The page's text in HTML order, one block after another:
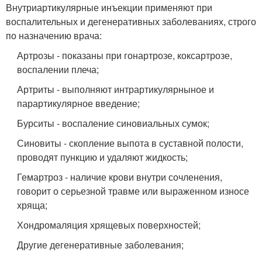
Внутриартикулярные инъекции применяют при
воспалительных и дегенеративных заболеваниях, строго
по назначению врача:
Артрозы - показаны при гонартрозе, коксартрозе,
воспалении плеча;
Артриты - выполняют интрартикулярныное и
парартикулярное введение;
Бурситы - воспаление синовиальных сумок;
Синовиты - скопление выпота в суставной полости,
проводят пункцию и удаляют жидкость;
Гемартроз - наличие крови внутри сочленения,
говорит о серьезной травме или выраженном износе
хряща;
Хондромаляция хрящевых поверхностей;
Другие дегенеративные заболевания;